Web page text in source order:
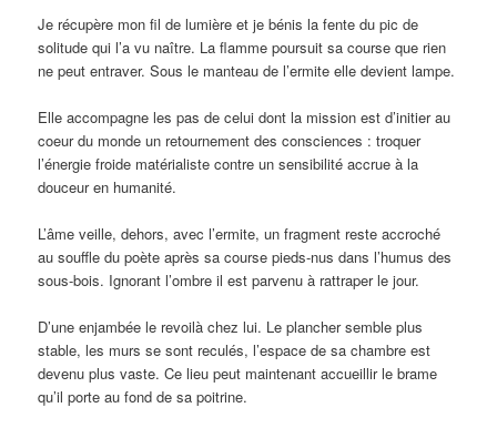
Je récupère mon fil de lumière et je bénis la fente du pic de
solitude qui l’a vu naître. La flamme poursuit sa course que rien
ne peut entraver. Sous le manteau de l’ermite elle devient lampe.
Elle accompagne les pas de celui dont la mission est d’initier au
coeur du monde un retournement des consciences : troquer
l’énergie froide matérialiste contre un sensibilité accrue à la
douceur en humanité.
L’âme veille, dehors, avec l’ermite, un fragment reste accroché
au souffle du poète après sa course pieds-nus dans l’humus des
sous-bois. Ignorant l’ombre il est parvenu à rattraper le jour.
D’une enjambée le revoilà chez lui. Le plancher semble plus
stable, les murs se sont reculés, l’espace de sa chambre est
devenu plus vaste. Ce lieu peut maintenant accueillir le brame
qu’il porte au fond de sa poitrine.